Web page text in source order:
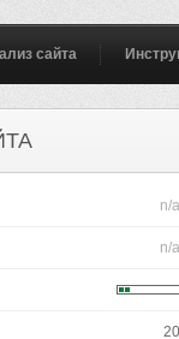
сайта
n/a
n/a
20